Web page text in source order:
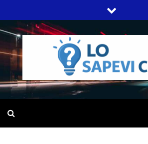
to
content
LO
SITO WEB DEL